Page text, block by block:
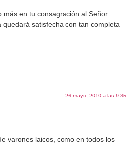
más en tu consagración al Señor.
quedará satisfecha con tan completa
26 mayo, 2010 a las 9:35
varones laicos, como en todos los